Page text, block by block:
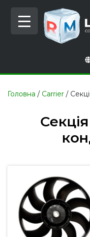
content
Головна / Carrier /